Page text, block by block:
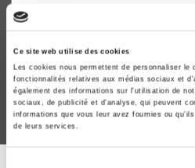
Ce site web utilise des cookies
Les cookies nous permettent de personnaliser le
fonctionnalités relatives aux médias sociaux et
également des informations sur l'utilisation de
sociaux, de publicité et d'analyse, qui peuvent
informations que vous leur avez fournies ou
de leurs services.
Le sexe de la mondialisation
Genre, classe, race et nouvelle
Jules Falquet, Helena Hirata